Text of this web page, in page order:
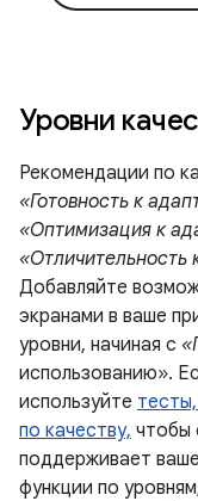
Уровни
Рекомендации по
«Готовность к
«Оптимизация к
«Отличительность
Добавляйте
экранами в ваше
уровни, начиная с
использованию».
используйте
по качеству, чтобы
поддерживает
функции по